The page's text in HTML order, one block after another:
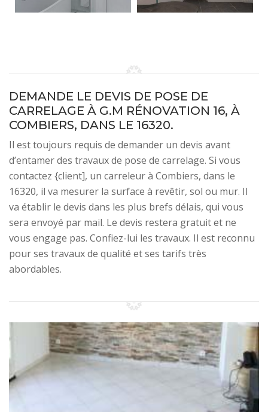
DEMANDE LE DEVIS DE POSE DE
CARRELAGE À G.M RÉNOVATION 16, À
COMBIERS, DANS LE 16320.
Il est toujours requis de demander un devis avant
d’entamer des travaux de pose de carrelage. Si vous
contactez {client], un carreleur à Combiers, dans le
16320, il va mesurer la surface à revêtir, sol ou mur. Il
va établir le devis dans les plus brefs délais, qui vous
sera envoyé par mail. Le devis restera gratuit et ne
vous engage pas. Confiez-lui les travaux. Il est reconnu
pour ses travaux de qualité et ses tarifs très
abordables.